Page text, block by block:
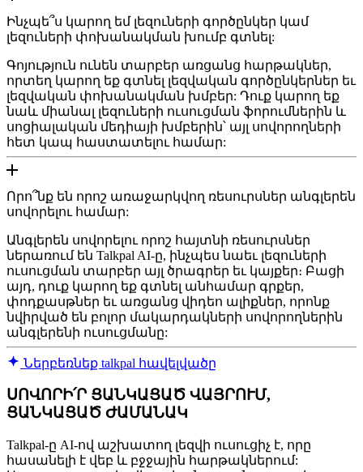
Ինչպե՞ս կարող եմ լեզուների գործընկեր կամ
լեզուների փոխանակման խումբ գտնել:
Գոյություն ունեն տարբեր առցանց հարթակներ,
որտեղ կարող եք գտնել լեզվական գործընկերներ եւ
լեզվական փոխանակման խմբեր: Դուք կարող եք
նաև միանալ լեզուների ուսուցման ֆորումներին և
սոցիալական մեդիայի խմբերին՝ այլ սովորողների
հետ կապ հաստատելու համար:
Որո՞նք են որոշ առաջարկվող ռեսուրսներ անգլերեն
սովորելու համար:
Անգլերեն սովորելու որոշ հայտնի ռեսուրսներ
ներառում են Talkpal AI-ը, ինչպես նաեւ լեզուների
ուսուցման տարբեր այլ ծրագրեր եւ կայքեր։ Բացի
այդ, դուք կարող եք գտնել անհամար գրքեր,
փոդքասթներ եւ առցանց վիդեո ալիքներ, որոնք
նվիրված են բոլոր մակարդակների սովորողներին
անգլերենի ուսուցմանը:
Ներբեռնեք talkpal հավելվածը
ՍՈՎՈՐԻ՛Ր ՑԱՆԿԱՑԱԾ ՎԱՅՐՈՒՄ,
ՑԱՆԿԱՑԱԾ ԺԱՄԱՆԱԿ
Talkpal-ը AI-ով աշխատող լեզվի ուսուցիչ է, որը
հասանելի է վեբ և բջջային հարթակներում: